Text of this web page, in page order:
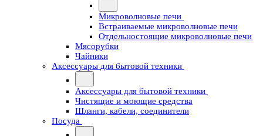
Микроволновые печи
Встраиваемые микроволновые печи
Отдельностоящие микроволновые печи
Мясорубки
Чайники
Аксессуары для бытовой техники
Аксессуары для бытовой техники
Чистящие и моющие средства
Шланги, кабели, соединители
Посуда